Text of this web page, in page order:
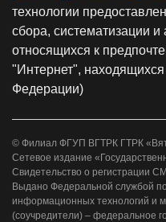
технологии
сбора, систематизации и
относящихся к
"Интернет",
Федерации)
© Филиал ФГУП ВГТРК ГТРК
Сетевое издание
Свидетельство о регистрации
Выдано Федеральной службой
информационных технологий и
(соучредители) – федеральное